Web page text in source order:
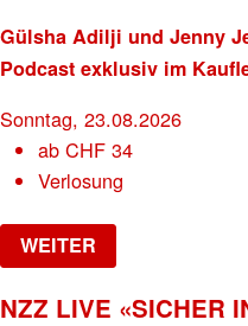
Gülsha Adilji und Jenny
Podcast exklusiv im
Sonntag, 23.08.2026
abCHF 34
Verlosung
WEITER
NZZ LIVE «SICHER